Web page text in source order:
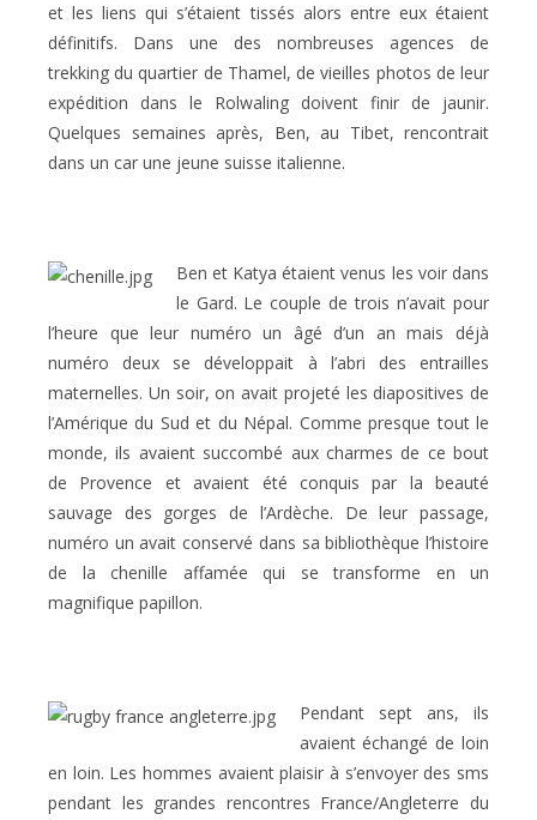
et les liens qui s’étaient tissés alors entre eux étaient
définitifs. Dans une des nombreuses agences de
trekking du quartier de Thamel, de vieilles photos de leur
expédition dans le Rolwaling doivent finir de jaunir.
Quelques semaines après, Ben, au Tibet, rencontrait
dans un car une jeune suisse italienne.
Ben et Katya étaient venus les voir dans
le Gard. Le couple de trois n’avait pour
l’heure que leur numéro un âgé d’un an mais déjà
numéro deux se développait à l’abri des entrailles
maternelles. Un soir, on avait projeté les diapositives de
l’Amérique du Sud et du Népal. Comme presque tout le
monde, ils avaient succombé aux charmes de ce bout
de Provence et avaient été conquis par la beauté
sauvage des gorges de l’Ardèche. De leur passage,
numéro un avait conservé dans sa bibliothèque l’histoire
de la chenille affamée qui se transforme en un
magnifique papillon.
Pendant sept ans, ils
avaient échangé de loin
en loin. Les hommes avaient plaisir à s’envoyer des sms
pendant les grandes rencontres France/Angleterre du